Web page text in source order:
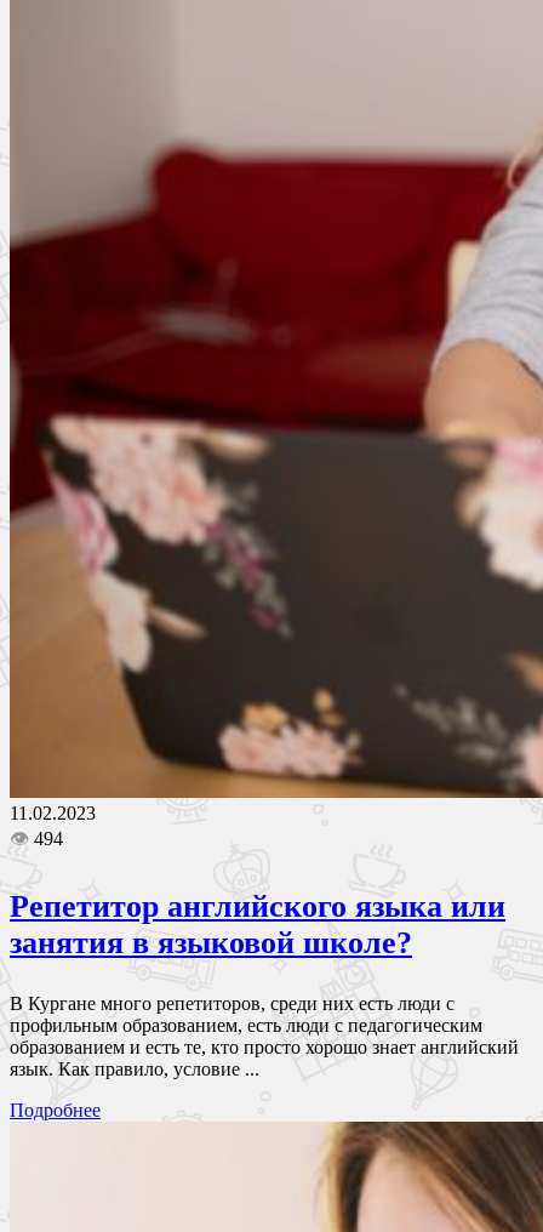
11.02.2023
👁 494
Репетитор английского языка или
занятия в языковой школе?
В Кургане много репетиторов, среди них есть люди с
профильным образованием, есть люди с педагогическим
образованием и есть те, кто просто хорошо знает английский
язык. Как правило, условие ...
Подробнее